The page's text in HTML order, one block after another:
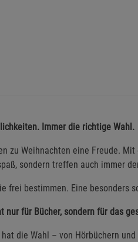
Immer die richtige Wahl.
zu Weihnachten eine Freude.
sondern treffen auch immer
frei bestimmen. Eine besonders
nur für Bücher, sondern für das
die Wahl – von Hörbüchern